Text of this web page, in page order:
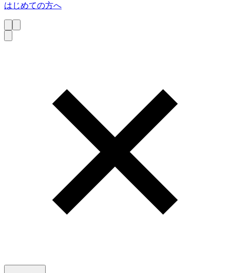
はじめての方へ